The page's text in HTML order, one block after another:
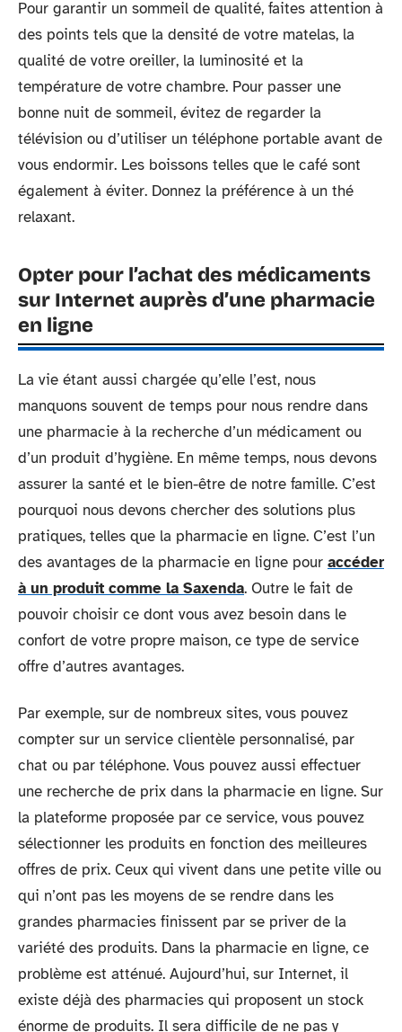
Pour garantir un sommeil de qualité, faites attention à
des points tels que la densité de votre matelas, la
qualité de votre oreiller, la luminosité et la
température de votre chambre. Pour passer une
bonne nuit de sommeil, évitez de regarder la
télévision ou d’utiliser un téléphone portable avant de
vous endormir. Les boissons telles que le café sont
également à éviter. Donnez la préférence à un thé
relaxant.
Opter pour l’achat des médicaments
sur Internet auprès d’une pharmacie
en ligne
La vie étant aussi chargée qu’elle l’est, nous
manquons souvent de temps pour nous rendre dans
une pharmacie à la recherche d’un médicament ou
d’un produit d’hygiène. En même temps, nous devons
assurer la santé et le bien-être de notre famille. C’est
pourquoi nous devons chercher des solutions plus
pratiques, telles que la pharmacie en ligne. C’est l’un
des avantages de la pharmacie en ligne pour accéder
à un produit comme la Saxenda. Outre le fait de
pouvoir choisir ce dont vous avez besoin dans le
confort de votre propre maison, ce type de service
offre d’autres avantages.
Par exemple, sur de nombreux sites, vous pouvez
compter sur un service clientèle personnalisé, par
chat ou par téléphone. Vous pouvez aussi effectuer
une recherche de prix dans la pharmacie en ligne. Sur
la plateforme proposée par ce service, vous pouvez
sélectionner les produits en fonction des meilleures
offres de prix. Ceux qui vivent dans une petite ville ou
qui n’ont pas les moyens de se rendre dans les
grandes pharmacies finissent par se priver de la
variété des produits. Dans la pharmacie en ligne, ce
problème est atténué. Aujourd’hui, sur Internet, il
existe déjà des pharmacies qui proposent un stock
énorme de produits. Il sera difficile de ne pas y